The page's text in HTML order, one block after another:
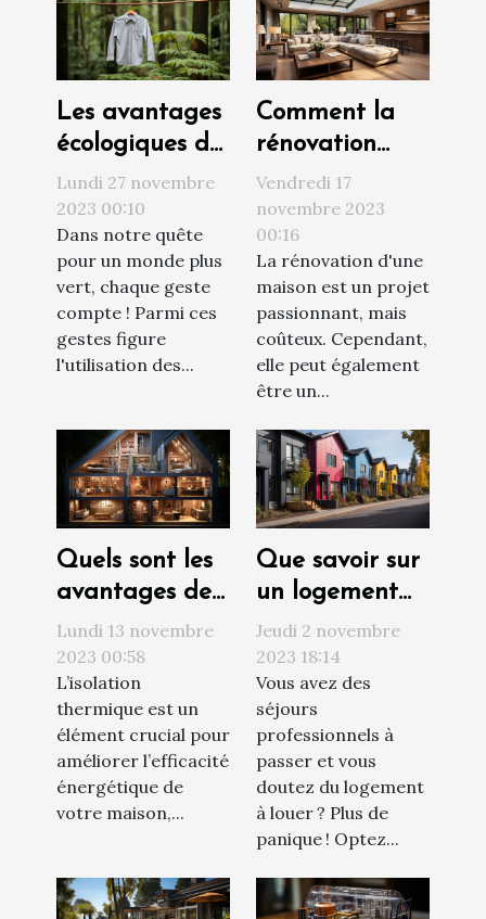
Les avantages
écologiques de
l'utilisation des
étendoirs à
linge
Lundi 27 novembre
2023 00:10
Dans notre quête
pour un monde plus
vert, chaque geste
compte ! Parmi ces
gestes figure
l'utilisation des...
Comment la
rénovation
peut
augmenter la
valeur de votre
propriété
Vendredi 17
novembre 2023
00:16
La rénovation d'une
maison est un projet
passionnant, mais
coûteux. Cependant,
elle peut également
être un...
Quels sont les
avantages de
l’isolation
thermique par
l’intérieur pour
votre maison ?
Lundi 13 novembre
2023 00:58
L’isolation
thermique est un
élément crucial pour
améliorer l’efficacité
énergétique de
votre maison,...
Que savoir sur
un logement
social ?
Jeudi 2 novembre
2023 18:14
Vous avez des
séjours
professionnels à
passer et vous
doutez du logement
à louer ? Plus de
panique ! Optez...